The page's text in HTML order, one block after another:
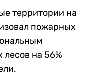
территории на
пожарных
на 56%